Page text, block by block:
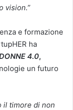
vision.”
e formazione
ha
4.0,
un futuro
il timore di non